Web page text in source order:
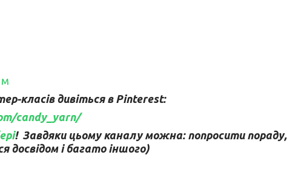
м
класів дивіться в Pinterest:
candy_yarn/
! Завдяки цьому каналу можна: попросити пораду,
досвідом і багато іншого)